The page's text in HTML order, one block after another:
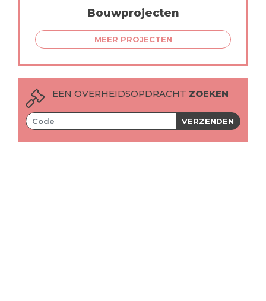
Bouwprojecten
MEER PROJECTEN
EEN OVERHEIDSOPDRACHT ZOEKEN
VERZENDEN